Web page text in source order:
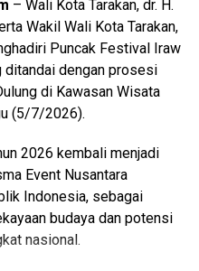
semakin meningkat.
Wali Kota menyampaikan
seluruh guru dan tenaga
dedikasi membimbing
generasi yang
(Adv/Mandu)
– Wali Kota Tarakan, dr. H.
Wakil Wali Kota Tarakan,
Puncak Festival Iraw
ditandai dengan prosesi
di Kawasan Wisata
(5/7/2026).
2026 kembali menjadi
Event Nusantara
Indonesia, sebagai
budaya dan potensi
nasional.